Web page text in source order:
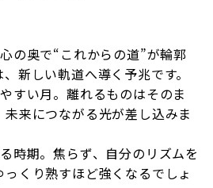
の奥で“これからの道”が輪郭
新しい軌道へ導く予兆です。
すい月。離れるものはそのま
来につながる光が差し込みま
時期。焦らず、自分のリズムを
くり熟すほど強くなるでしょ